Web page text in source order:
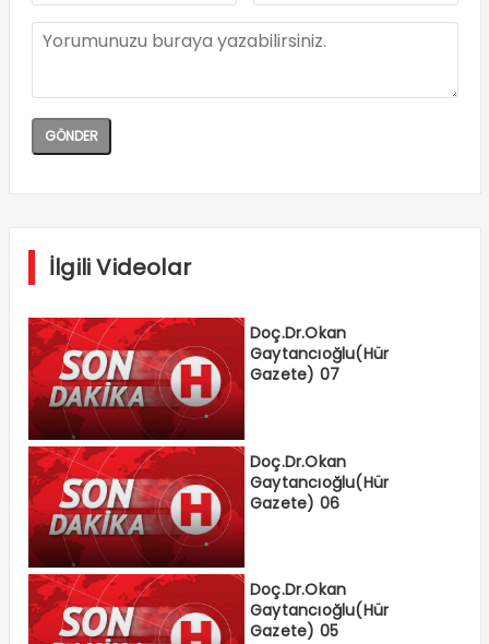
İlgili Videolar
Doç.Dr.Okan
Gaytancıoğlu(Hür
Gazete) 07
Doç.Dr.Okan
Gaytancıoğlu(Hür
Gazete) 06
Doç.Dr.Okan
Gaytancıoğlu(Hür
Gazete) 05